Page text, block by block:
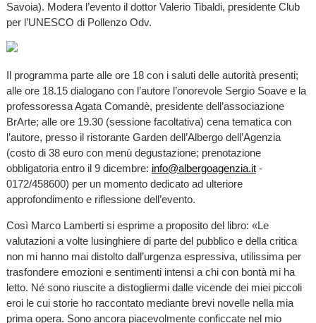
Savoia). Modera l’evento il dottor Valerio Tibaldi, presidente Club
per l’UNESCO di Pollenzo Odv.
Il programma parte alle ore 18 con i saluti delle autorità presenti;
alle ore 18.15 dialogano con l’autore l’onorevole Sergio Soave e la
professoressa Agata Comandè, presidente dell’associazione
BrArte; alle ore 19.30 (sessione facoltativa) cena tematica con
l’autore, presso il ristorante Garden dell’Albergo dell’Agenzia
(costo di 38 euro con menù degustazione; prenotazione
obbligatoria entro il 9 dicembre: info@albergoagenzia.it-
0172/458600) per un momento dedicato ad ulteriore
approfondimento e riflessione dell’evento.
Così Marco Lamberti si esprime a proposito del libro: «Le
valutazioni a volte lusinghiere di parte del pubblico e della critica
non mi hanno mai distolto dall’urgenza espressiva, utilissima per
trasfondere emozioni e sentimenti intensi a chi con bontà mi ha
letto. Né sono riuscite a distogliermi dalle vicende dei miei piccoli
eroi le cui storie ho raccontato mediante brevi novelle nella mia
prima opera. Sono ancora piacevolmente conficcate nel mio